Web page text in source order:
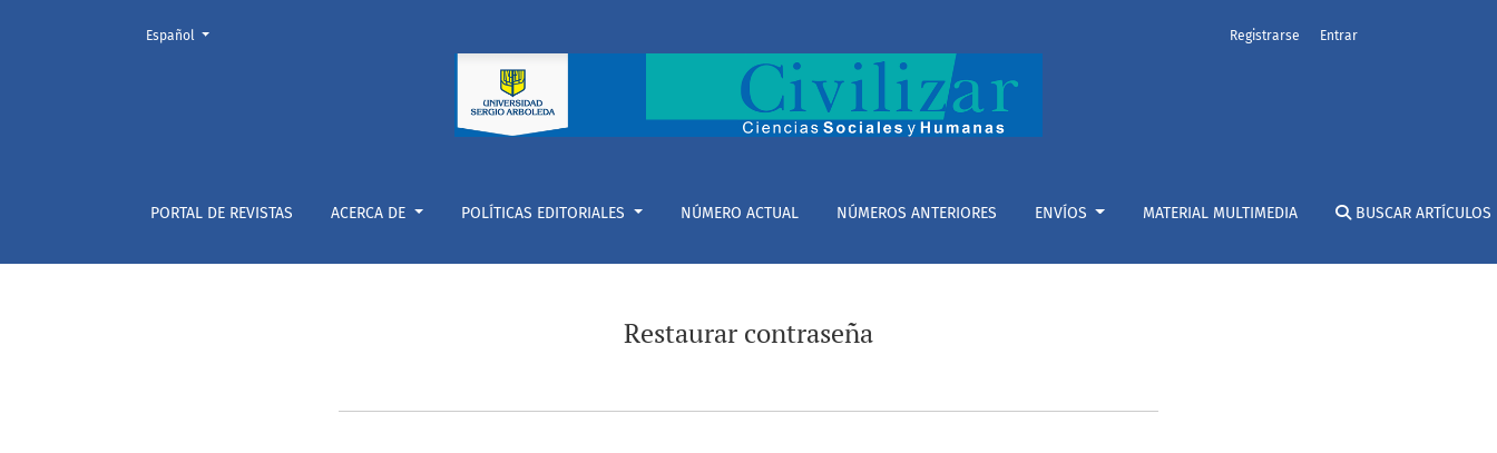
Restaurar contraseña
PORTAL DE REVISTAS ACERCA DE POLÍTICAS EDITORIALES NÚMERO ACTUAL NÚMEROS ANTERIORES ENVÍOS MATERIAL MULTIMEDIA BUSCAR ARTÍCULOS
Registrarse Entrar
Cambiar el idioma. El actual es:
Español
Restaurar contraseña